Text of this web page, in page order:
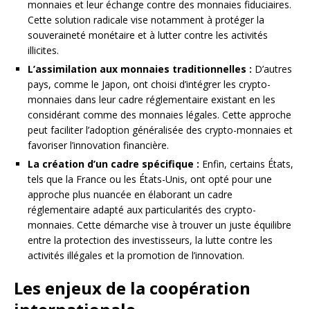
monnaies et leur échange contre des monnaies fiduciaires.
Cette solution radicale vise notamment à protéger la
souveraineté monétaire et à lutter contre les activités
illicites.
L’assimilation aux monnaies traditionnelles : D’autres
pays, comme le Japon, ont choisi d’intégrer les crypto-
monnaies dans leur cadre réglementaire existant en les
considérant comme des monnaies légales. Cette approche
peut faciliter l’adoption généralisée des crypto-monnaies et
favoriser l’innovation financière.
La création d’un cadre spécifique : Enfin, certains États,
tels que la France ou les États-Unis, ont opté pour une
approche plus nuancée en élaborant un cadre
réglementaire adapté aux particularités des crypto-
monnaies. Cette démarche vise à trouver un juste équilibre
entre la protection des investisseurs, la lutte contre les
activités illégales et la promotion de l’innovation.
Les enjeux de la coopération